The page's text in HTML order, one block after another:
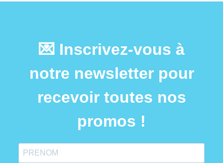
💌 Inscrivez-vous à
notre newsletter pour
recevoir toutes nos
promos !